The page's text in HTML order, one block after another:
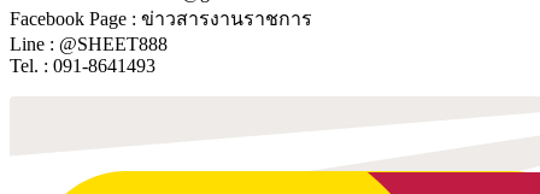
Facebook Page : ข่าวสารงานราชการ
Line : @SHEET888
Tel. : 091-8641493